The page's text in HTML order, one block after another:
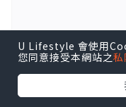
U Lifestyle 會使用
您同意接受本網站之